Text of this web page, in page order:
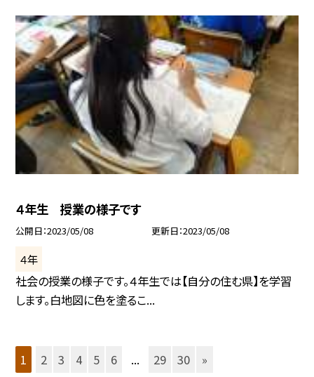
４年生 授業の様子です
公開日 2023/05/08 更新日 2023/05/08
４年
社会の授業の様子です。４年生では【自分の住む県】を学習
します。白地図に色を塗るこ...
1 2 3 4 5 6 ... 29 30 »